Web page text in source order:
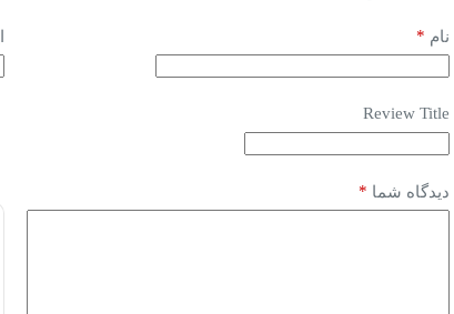
نام *
Review Title
دیدگاه شما *